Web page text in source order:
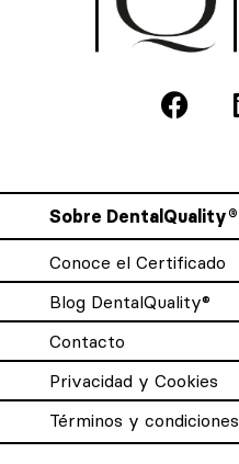
Sobre DentalQuality®
Conoce el Certificado
Blog DentalQuality®
Contacto
Privacidad y Cookies
Términos y condiciones